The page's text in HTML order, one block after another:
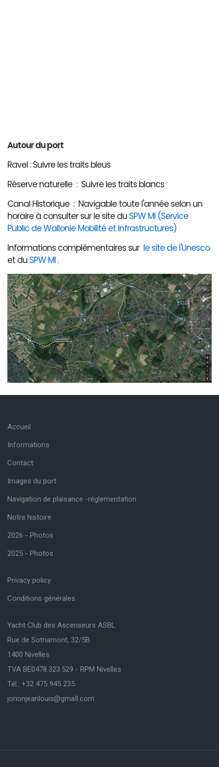
Autour du port
Ravel : Suivre les traits bleus
Réserve naturelle : Suivre les traits blancs
Canal Historique : Navigable toute l'année selon un
horaire à consulter sur le site du SPW MI (Service
Public de Wallonie Mobilité et Infrastructures)
Informations complémentaires sur le site de l'Unesco
et du SPW MI .
Accueil
Informations
Contact
Images du port
Navigation de plaisance -réglementation
Notre histoire
2026 - Photos
2025 - Photos
Privacy policy
Conditions générales
Yacht Club des Ascenseurs ASBL
Rue de Sotriamont, 32/5B
1400 Nivelles
TVA BE0478.323.529 - RPM Nivelles
Tél.: +32 475 945 235
jorionjeanlouis@gmaIl.com